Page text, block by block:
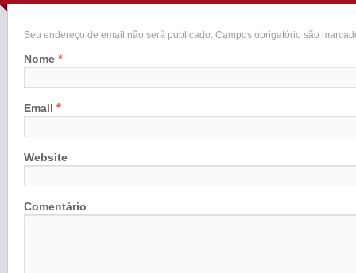
Seu endereço de email não será publicado. Campos obrigatório são
Nome *
Email *
Website
Comentário